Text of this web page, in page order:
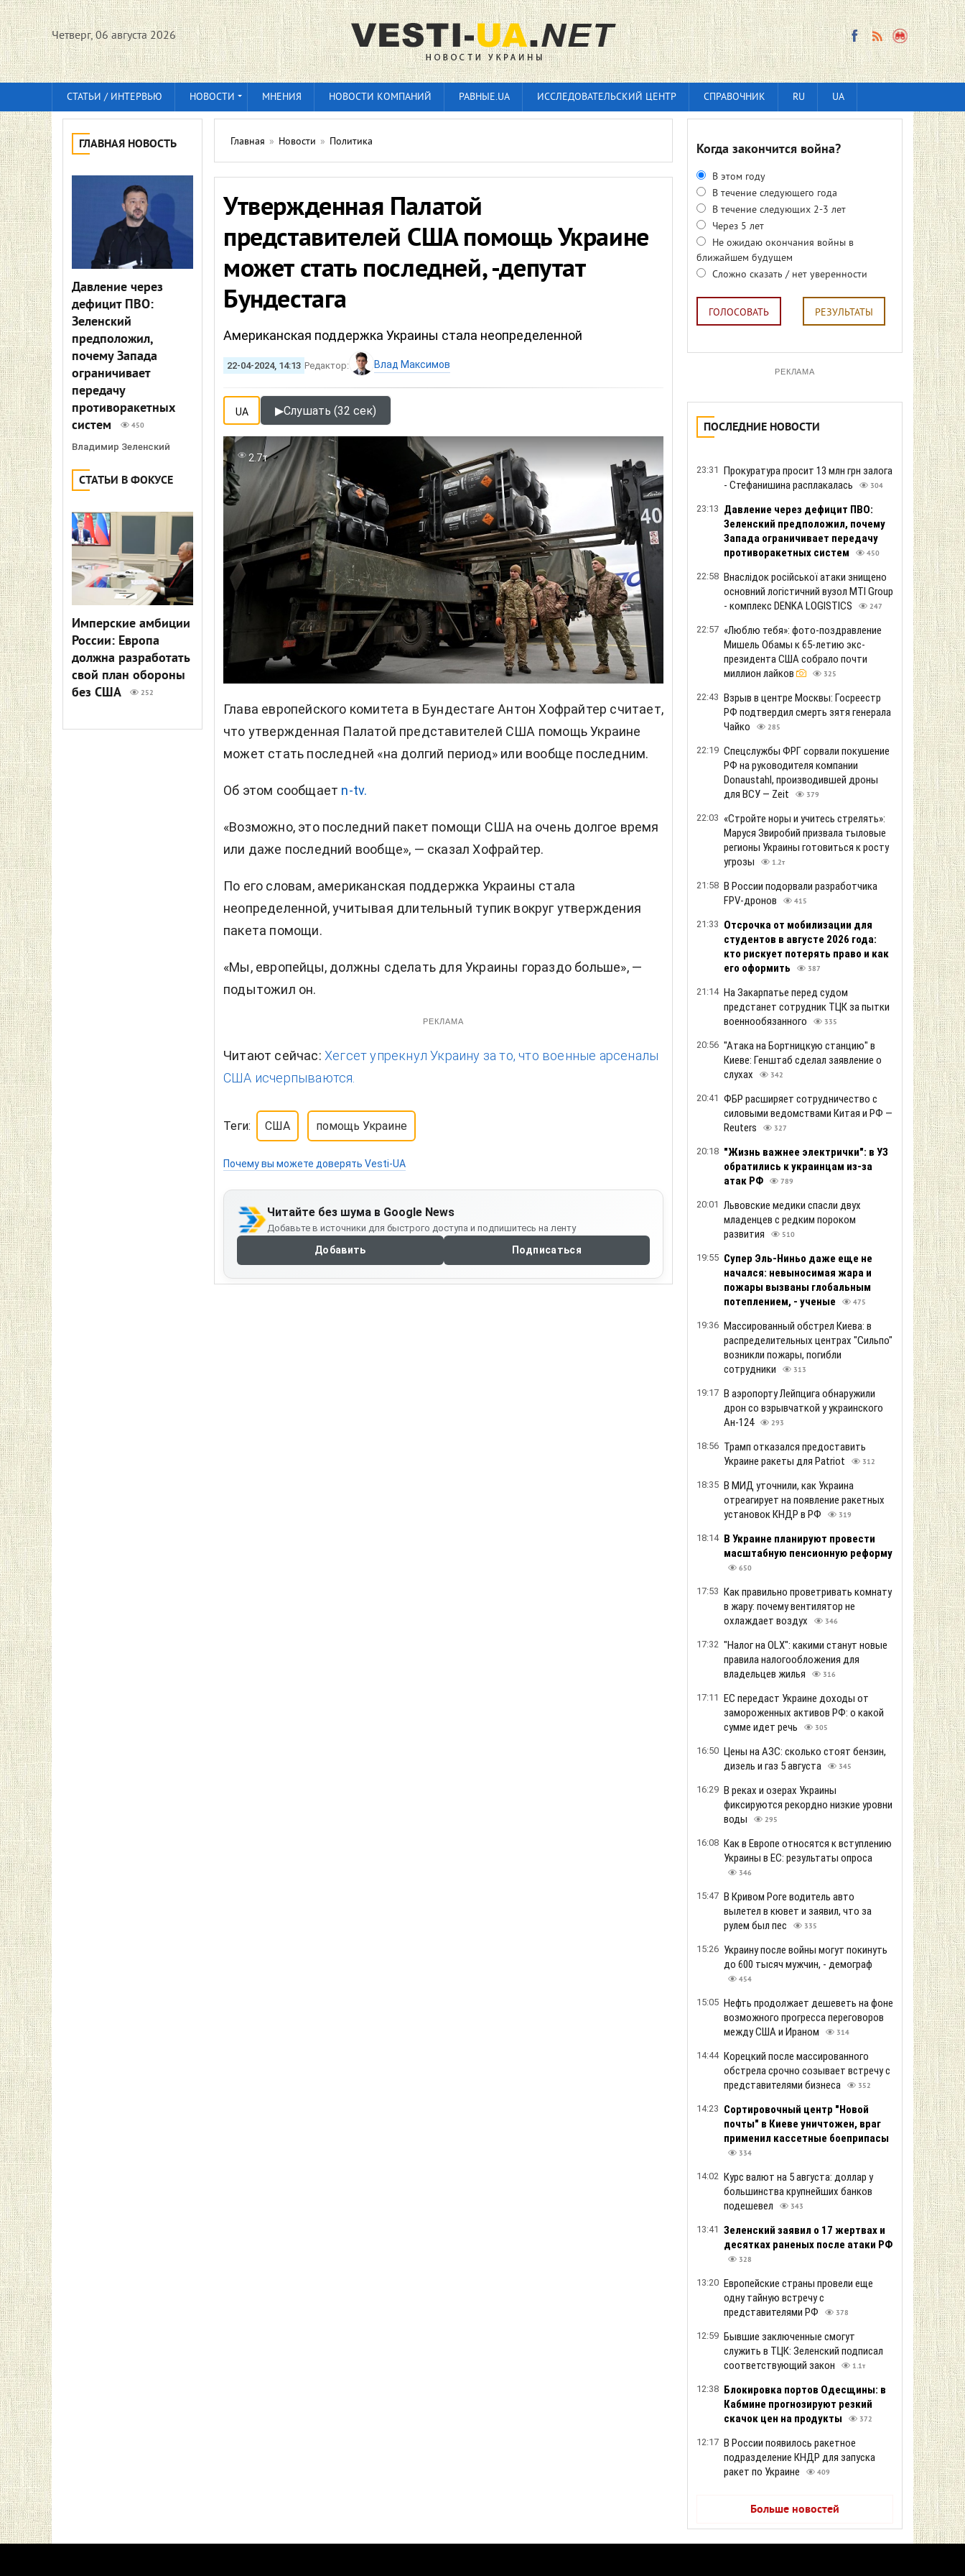
Четверг, 06 августа 2026
СТАТЬИ / ИНТЕРВЬЮ НОВОСТИ МНЕНИЯ НОВОСТИ КОМПАНИЙ РАВНЫЕ.UA ИССЛЕДОВАТЕЛЬСКИЙ ЦЕНТР СПРАВОЧНИК RU UA
ГЛАВНАЯ НОВОСТЬ
Давление через
дефицит ПВО:
Зеленский
предположил,
почему Запада
ограничивает
передачу
противоракетных
систем
450
Владимир Зеленский
СТАТЬИ В ФОКУСЕ
Имперские амбиции
России: Европа
должна разработать
свой план обороны
без США
252
Главная » Новости » Политика
Утвержденная Палатой
представителей США помощь Украине
может стать последней, -депутат
Бундестага
Американская поддержка Украины стала неопределенной
22-04-2024, 14:13 Редактор: Влад Максимов
UA ▶Слушать (32 сек)
2.7т
Глава европейского комитета в Бундестаге Антон Хофрайтер считает,
что утвержденная Палатой представителей США помощь Украине
может стать последней «на долгий период» или вообще последним.
Об этом сообщает n-tv.
«Возможно, это последний пакет помощи США на очень долгое время
или даже последний вообще», — сказал Хофрайтер.
По его словам, американская поддержка Украины стала
неопределенной, учитывая длительный тупик вокруг утверждения
пакета помощи.
«Мы, европейцы, должны сделать для Украины гораздо больше», —
подытожил он.
РЕКЛАМА
Читают сейчас: Хегсет упрекнул Украину за то, что военные арсеналы
США исчерпываются.
Теги: США помощь Украине
Почему вы можете доверять Vesti-UA
Читайте без шума в Google News
Добавьте в источники для быстрого доступа и подпишитесь на ленту
Добавить Подписаться
Когда закончится война?
В этом году
В течение следующего года
В течение следующих 2-3 лет
Через 5 лет
Не ожидаю окончания войны в
ближайшем будущем
Сложно сказать / нет уверенности
ГОЛОСОВАТЬ РЕЗУЛЬТАТЫ
РЕКЛАМА
ПОСЛЕДНИЕ НОВОСТИ
23:31 Прокуратура просит 13 млн грн залога
- Стефанишина расплакалась
304
23:13 Давление через дефицит ПВО:
Зеленский предположил, почему
Запада ограничивает передачу
противоракетных систем
450
22:58 Внаслідок російської атаки знищено
основний логістичний вузол MTI Group
- комплекс DENKA LOGISTICS
247
22:57 «Люблю тебя»: фото-поздравление
Мишель Обамы к 65-летию экс-
президента США собрало почти
миллион лайков
325
22:43 Взрыв в центре Москвы: Госреестр
РФ подтвердил смерть зятя генерала
Чайко
285
22:19 Спецслужбы ФРГ сорвали покушение
РФ на руководителя компании
Donaustahl, производившей дроны
для ВСУ — Zeit
379
22:03 «Стройте норы и учитесь стрелять»:
Маруся Звиробий призвала тыловые
регионы Украины готовиться к росту
угрозы
1.2т
21:58 В России подорвали разработчика
FPV-дронов
415
21:33 Отсрочка от мобилизации для
студентов в августе 2026 года:
кто рискует потерять право и как
его оформить
387
21:14 На Закарпатье перед судом
предстанет сотрудник ТЦК за пытки
военнообязанного
335
20:56 "Атака на Бортницкую станцию" в
Киеве: Генштаб сделал заявление о
слухах
342
20:41 ФБР расширяет сотрудничество с
силовыми ведомствами Китая и РФ —
Reuters
327
20:18 "Жизнь важнее электрички": в УЗ
обратились к украинцам из-за
атак РФ
789
20:01 Львовские медики спасли двух
младенцев с редким пороком
развития
510
19:55 Супер Эль-Ниньо даже еще не
начался: невыносимая жара и
пожары вызваны глобальным
потеплением, - ученые
475
19:36 Массированный обстрел Киева: в
распределительных центрах "Сильпо"
возникли пожары, погибли
сотрудники
313
19:17 В аэропорту Лейпцига обнаружили
дрон со взрывчаткой у украинского
Ан-124
293
18:56 Трамп отказался предоставить
Украине ракеты для Patriot
312
18:35 В МИД уточнили, как Украина
отреагирует на появление ракетных
установок КНДР в РФ
319
18:14 В Украине планируют провести
масштабную пенсионную реформу
650
17:53 Как правильно проветривать комнату
в жару: почему вентилятор не
охлаждает воздух
346
17:32 "Налог на OLX": какими станут новые
правила налогообложения для
владельцев жилья
316
17:11 ЕС передаст Украине доходы от
замороженных активов РФ: о какой
сумме идет речь
305
16:50 Цены на АЗС: сколько стоят бензин,
дизель и газ 5 августа
345
16:29 В реках и озерах Украины
фиксируются рекордно низкие уровни
воды
295
16:08 Как в Европе относятся к вступлению
Украины в ЕС: результаты опроса
346
15:47 В Кривом Роге водитель авто
вылетел в кювет и заявил, что за
рулем был пес
335
15:26 Украину после войны могут покинуть
до 600 тысяч мужчин, - демограф
454
15:05 Нефть продолжает дешеветь на фоне
возможного прогресса переговоров
между США и Ираном
314
14:44 Корецкий после массированного
обстрела срочно созывает встречу с
представителями бизнеса
352
14:23 Сортировочный центр "Новой
почты" в Киеве уничтожен, враг
применил кассетные боеприпасы
334
14:02 Курс валют на 5 августа: доллар у
большинства крупнейших банков
подешевел
343
13:41 Зеленский заявил о 17 жертвах и
десятках раненых после атаки РФ
328
13:20 Европейские страны провели еще
одну тайную встречу с
представителями РФ
378
12:59 Бывшие заключенные смогут
служить в ТЦК: Зеленский подписал
соответствующий закон
1.1т
12:38 Блокировка портов Одесщины: в
Кабмине прогнозируют резкий
скачок цен на продукты
372
12:17 В России появилось ракетное
подразделение КНДР для запуска
ракет по Украине
409
Больше новостей